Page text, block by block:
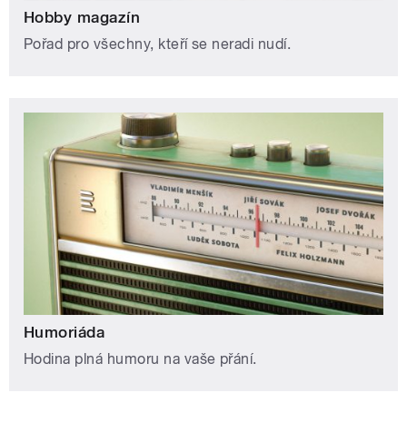
Hobby magazín
Pořad pro všechny, kteří se neradi nudí.
Humoriáda
Hodina plná humoru na vaše přání.